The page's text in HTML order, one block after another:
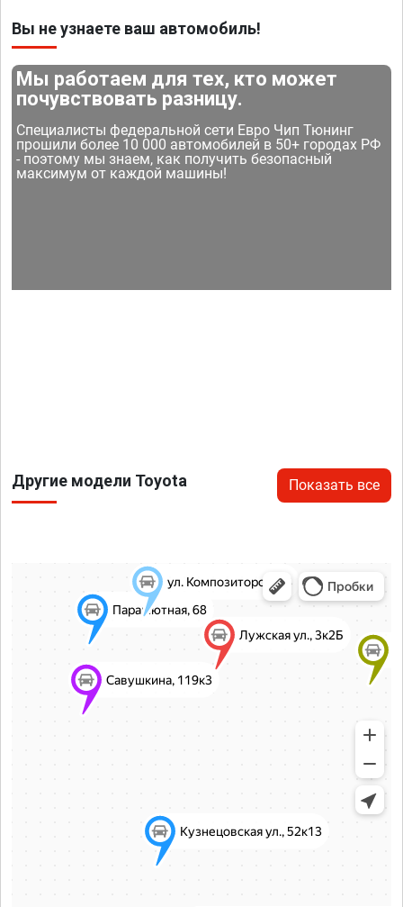
Вы не узнаете ваш автомобиль!
Мы работаем для тех, кто может
почувствовать разницу.
Специалисты федеральной сети Евро Чип Тюнинг
прошили более 10 000 автомобилей в 50+ городах РФ
- поэтому мы знаем, как получить безопасный
максимум от каждой машины!
Другие модели Toyota Показать все